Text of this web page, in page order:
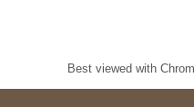
Best viewed with